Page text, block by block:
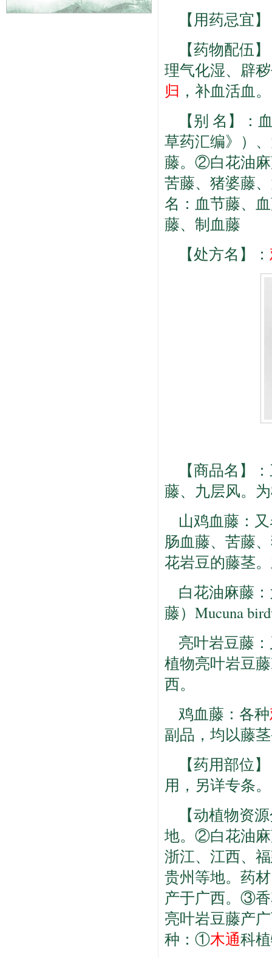
【用药忌宜
【药物配伍
理气化湿、辟
归 ，补血活血。
【别 名】：
草药汇编》）
藤。②白花油
苦藤、猪婆藤
名：血节藤、
藤、制血藤
【处方名】：
【商品名】
藤、九层风。
山鸡血藤：
肠血藤、苦藤
花岩豆的藤茎
白花油麻藤
藤）Mucuna
亮叶岩豆藤
植物亮叶岩豆
西。
鸡血藤：各种
副品，均以藤
【药用部位
用，另详专条。
【动植物资
地。②白花油
浙江、江西、
贵州等地。药
产于广西。③
亮叶岩豆藤产
种：①木通科